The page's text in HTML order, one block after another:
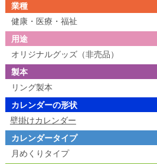
業種
健康・医療・福祉
用途
オリジナルグッズ（非売品）
製本
リング製本
カレンダーの形状
壁掛けカレンダー
カレンダータイプ
月めくりタイプ